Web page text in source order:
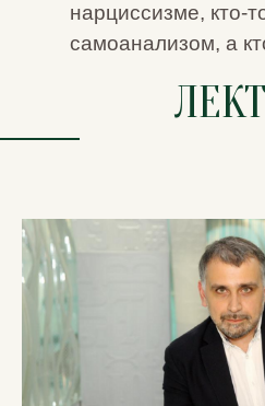
нарциссизме, кто-
самоанализом, а